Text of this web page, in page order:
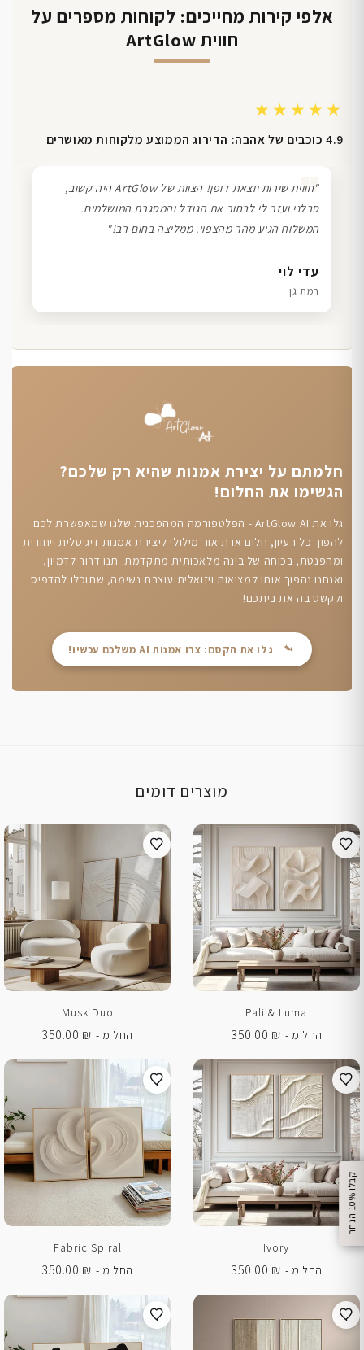
ק
ב
ל
ו
1
0
%
ה
נ
ח
ה
אלפי קירות מחייכים: לקוחות מספרים על
חווית ArtGlow
★★★★★
4.9 כוכבים של אהבה: הדירוג הממוצע מלקוחות מאושרים
שרון כהן
תל אביב
❞
"חווית שירות יוצאת דופן! הצוות של ArtGlow היה קשוב,
סבלני ועזר לי לבחור את הגודל והמסגרת המושלמים.
המשלוח הגיע מהר מהצפוי. ממליצה בחום רב!"
עדי לוי
רמת גן
דנה גל
חיפה
ליאת ויוסי מ.
הוד השרון
חלמתם על יצירת אמנות שהיא רק שלכם?
הגשימו את החלום!
גלו את ArtGlow AI - הפלטפורמה המהפכנית שלנו שמאפשרת לכם
להפוך כל רעיון, חלום או תיאור מילולי ליצירת אמנות דיגיטלית ייחודית
ומהפנטת, בכוחה של בינה מלאכותית מתקדמת. תנו דרור לדמיון,
ואנחנו נהפוך אותו למציאות ויזואלית עוצרת נשימה, שתוכלו להדפיס
ולקשט בה את ביתכם!
גלו את הקסם: צרו אמנות AI משלכם עכשיו!
מוצרים דומים
Pali & Luma
החל מ -
350.00 ₪
Musk Duo
החל מ -
350.00 ₪
Ivory
החל מ -
350.00 ₪
Fabric Spiral
החל מ -
350.00 ₪